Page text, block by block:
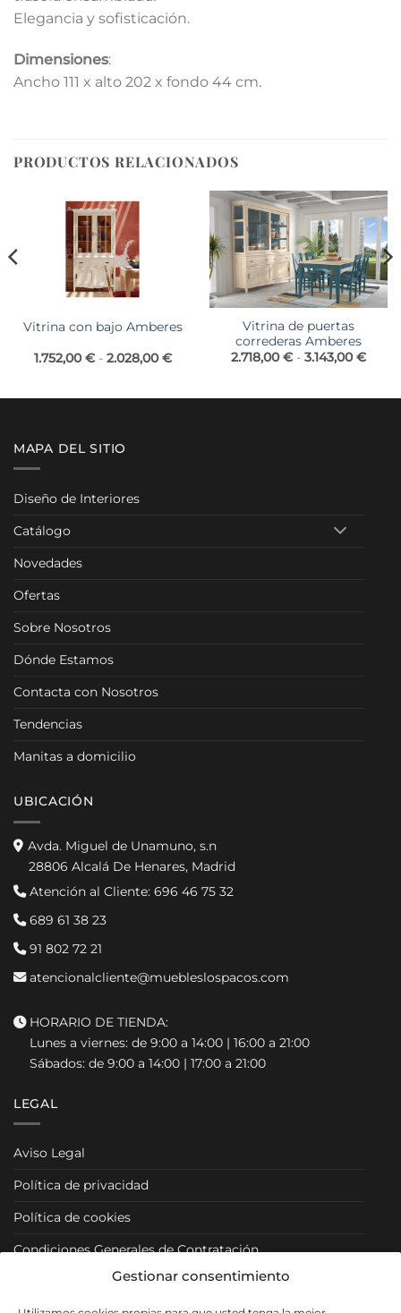
Gestionar consentimiento
Elegancia y sofisticación.
Dimensiones:
Ancho 111 x alto 202 x fondo 44 cm.
PRODUCTOS RELACIONADOS
Vitrina con bajo Amberes
1.752,00€ - 2.028,00€Rango
1.752,00 €
Vitrina de puertas
correderas Amberes
2.718,00€ - 3.143,00€
€
MAPA DEL SITIO
Diseño de Interiores
Catálogo
Novedades
Ofertas
Sobre Nosotros
Dónde Estamos
Contacta con Nosotros
Tendencias
Manitas a domicilio
UBICACIÓN
Avda. Miguel de Unamuno, s.n
28806 Alcalá De Henares, Madrid
Atención al Cliente: 696 46 75 32
689 61 38 23
91 802 72 21
atencionalcliente@muebleslospacos.com
HORARIO DE TIENDA:
Lunes a viernes: de 9:00 a 14:00 | 16:00 a 21:00
Sábados: de 9:00 a 14:00 | 17:00 a 21:00
LEGAL
Aviso Legal
Política de privacidad
Política de cookies
Condiciones Generales de Contratación
Condiciones Particulares